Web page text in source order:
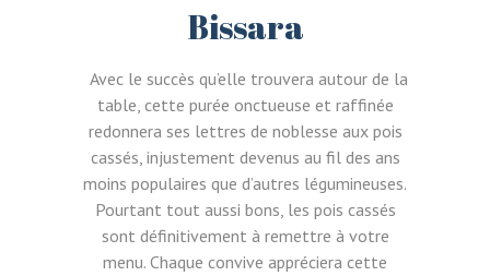
Bissara
Avec le succès qu’elle trouvera autour de la
table, cette purée onctueuse et raffinée
redonnera ses lettres de noblesse aux pois
cassés, injustement devenus au fil des ans
moins populaires que d’autres légumineuses.
Pourtant tout aussi bons, les pois cassés
sont définitivement à remettre à votre
menu. Chaque convive appréciera cette